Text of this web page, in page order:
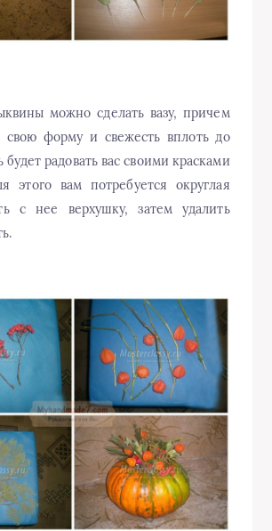
можно сделать вазу, причем
свою форму и свежесть вплоть до
будет радовать вас своими красками
этого вам потребуется округлая
с нее верхушку, затем удалить